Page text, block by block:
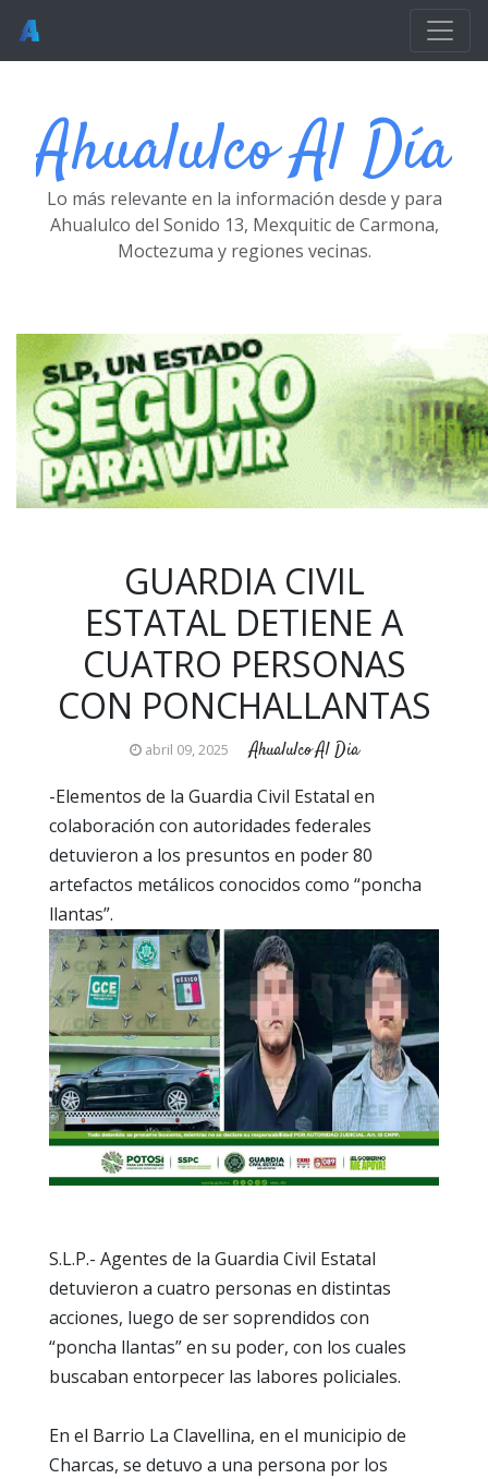
Ahualulco Al Día
Lo más relevante en la información desde y para
Ahualulco del Sonido 13, Mexquitic de Carmona,
Moctezuma y regiones vecinas.
GUARDIA CIVIL
ESTATAL DETIENE A
CUATRO PERSONAS
CON PONCHALLANTAS
abril 09, 2025 Ahualulco Al Dia
-Elementos de la Guardia Civil Estatal en
colaboración con autoridades federales
detuvieron a los presuntos en poder 80
artefactos metálicos conocidos como “poncha
llantas”.
S.L.P.- Agentes de la Guardia Civil Estatal
detuvieron a cuatro personas en distintas
acciones, luego de ser soprendidos con
“poncha llantas” en su poder, con los cuales
buscaban entorpecer las labores policiales.
En el Barrio La Clavellina, en el municipio de
Charcas, se detuvo a una persona por los